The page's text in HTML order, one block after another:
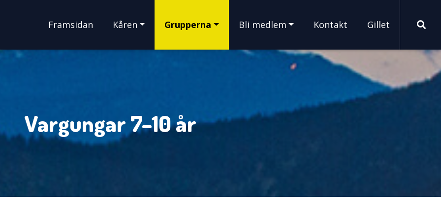
Framsidan Kåren Grupperna Bli medlem Kontakt Gillet
Vargungar 7–10 år